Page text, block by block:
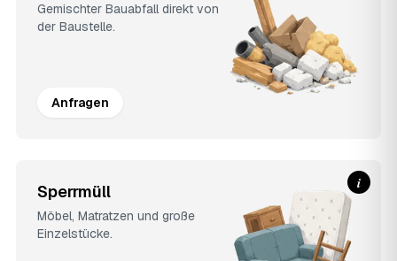
Gemischter Bauabfall direkt von
der Baustelle.
Anfragen
Sperrmüll
Möbel, Matratzen und große
Einzelstücke.
i